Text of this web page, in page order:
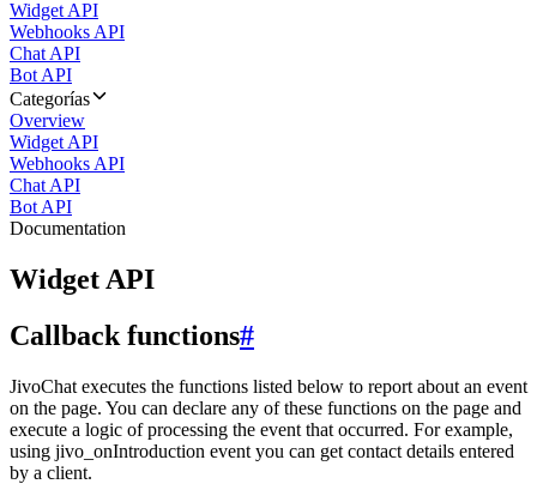
Widget API
Webhooks API
Chat API
Bot API
Categorías
Overview
Widget API
Webhooks API
Chat API
Bot API
Documentation
Widget API
Callback functions#
JivoChat executes the functions listed below to report about an event
on the page. You can declare any of these functions on the page and
execute a logic of processing the event that occurred. For example,
using jivo_onIntroduction event you can get contact details entered
by a client.